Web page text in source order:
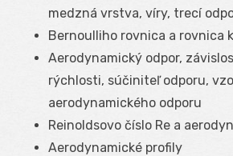
medzná vrstva, víry, trecí
Bernoulliho rovnica a rovnica
Aerodynamický odpor,
rýchlosti, súčiniteľ odporu,
aerodynamického odporu
Reinoldsovo číslo Re a
Aerodynamické profily